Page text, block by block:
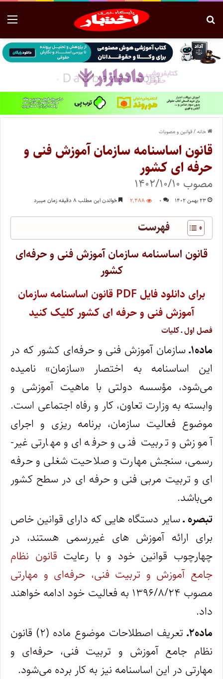
خانه/قوانین و مصوبات
قانون اساسنامه سازمان آموزش فنی و
حرفه ای کشور
مصوب ۱۴۰۲/۱۰/۱۰
۲۳ بهمن ۱۴۰۲ ۰ ۲,۴۸۸ خواندن این مطلب ۸ دقیقه زمان میبرد
فهرست
قانون اساسنامه سازمان آموزش فنی و حرفه‌ای
کشور
برای دانلود فایل PDF قانون اساسنامه سازمان
آموزش فنی و حرفه ای کشور کلیک کنید
فصل اول ـ کلیات
ماده۱ـ سازمان آموزش فنی و حرفه‌ای کشور که در
این اساسنامه به­ اختصار «سازمان» نامیده
می‌شود، ‌مؤسسه دولتی با ماهیت آموزشی و
وابسته به وزارت تعاون، کار و رفاه اجتماعی است.
موضوع فعالیت سازمان، برنامه ­ریزی و اجرای
آموزش و تربیت فنی ‌و حرفه‌ای و مهارتی غیر­
رسمی­، سنجش مهارت و صلاحیت شغلی و حرفه
­ای و تربیت مربی فنی و حرفه­ ای در سطح کشور
می‌باشد.
تبصره ـسایر دستگاه هایی که دارای قوانین خاص
برای ارائه آموزش­ های غیررسمی هستند، در
چهارچوب قوانین خود و با رعایت قانون نظام
جامع آموزش و تربیت فنی، حرفه‌ای و مهارتی
مصوب ۱۳۹۶/۸/۲۴ به فعالیت خود ادامه خواهند
داد.
ماده۲ـ
تعریف اصطلاحات موضوع ماده (۲) قانون
نظام جامع آموزش و تربیت فنی، حرفه‌ای و
مهارتی در این اساسنامه نیز به ­کار برده می‌شود.